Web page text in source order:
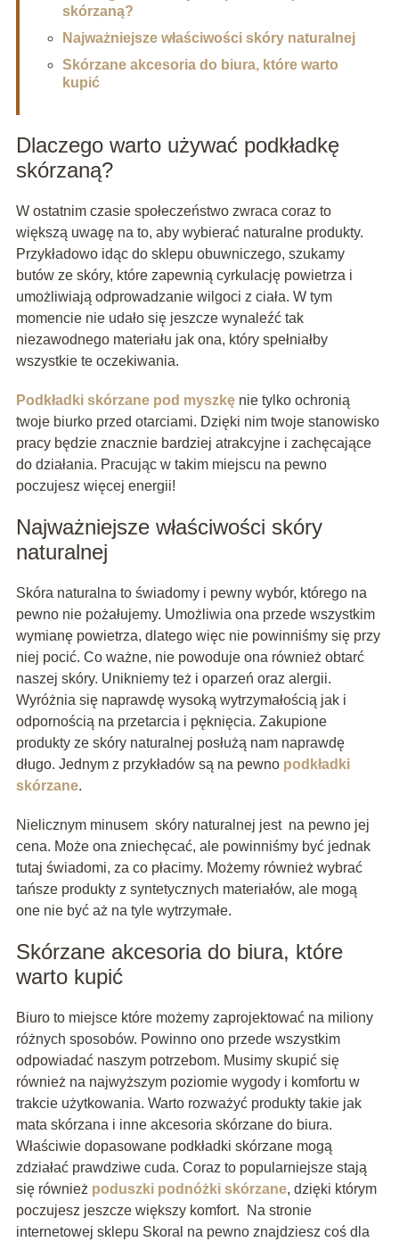
skórzaną?
Najważniejsze właściwości skóry naturalnej
Skórzane akcesoria do biura, które warto
kupić
Dlaczego warto używać podkładkę
skórzaną?
W ostatnim czasie społeczeństwo zwraca coraz to
większą uwagę na to, aby wybierać naturalne produkty.
Przykładowo idąc do sklepu obuwniczego, szukamy
butów ze skóry, które zapewnią cyrkulację powietrza i
umożliwiają odprowadzanie wilgoci z ciała. W tym
momencie nie udało się jeszcze wynaleźć tak
niezawodnego materiału jak ona, który spełniałby
wszystkie te oczekiwania.
Podkładki skórzane pod myszkęnie tylko ochronią
twoje biurko przed otarciami. Dzięki nim twoje stanowisko
pracy będzie znacznie bardziej atrakcyjne i zachęcające
do działania. Pracując w takim miejscu na pewno
poczujesz więcej energii!
Najważniejsze właściwości skóry
naturalnej
Skóra naturalna to świadomy i pewny wybór, którego na
pewno nie pożałujemy. Umożliwia ona przede wszystkim
wymianę powietrza, dlatego więc nie powinniśmy się przy
niej pocić. Co ważne, nie powoduje ona również obtarć
naszej skóry. Unikniemy też i oparzeń oraz alergii.
Wyróżnia się naprawdę wysoką wytrzymałością jak i
odpornością na przetarcia i pęknięcia. Zakupione
produkty ze skóry naturalnej posłużą nam naprawdę
długo. Jednym z przykładów są na pewno podkładki
skórzane.
Nielicznym minusem skóry naturalnej jest na pewno jej
cena. Może ona zniechęcać, ale powinniśmy być jednak
tutaj świadomi, za co płacimy. Możemy również wybrać
tańsze produkty z syntetycznych materiałów, ale mogą
one nie być aż na tyle wytrzymałe.
Skórzane akcesoria do biura, które
warto kupić
Biuro to miejsce które możemy zaprojektować na miliony
różnych sposobów. Powinno ono przede wszystkim
odpowiadać naszym potrzebom. Musimy skupić się
również na najwyższym poziomie wygody i komfortu w
trakcie użytkowania. Warto rozważyć produkty takie jak
mata skórzana i inne akcesoria skórzane do biura.
Właściwie dopasowane podkładki skórzane mogą
zdziałać prawdziwe cuda. Coraz to popularniejsze stają
się również poduszki podnóżki skórzane, dzięki którym
poczujesz jeszcze większy komfort. Na stronie
internetowej sklepu Skoral na pewno znajdziesz coś dla